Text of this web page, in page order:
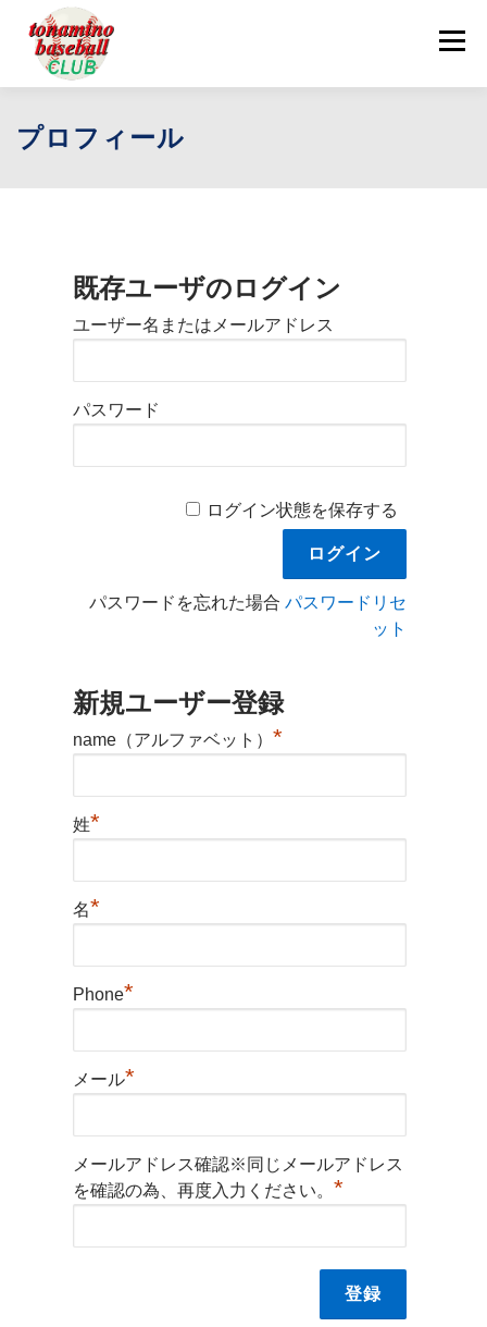
メニュー
ログイン お問い合わせ
プロフィール
既存ユーザのログイン
ユーザー名またはメールアドレス
パスワード
ログイン状態を保存する
パスワードを忘れた場合パスワードリセ
ット
新規ユーザー登録
name（アルファベット）*
姓*
名*
Phone*
メール*
メールアドレス確認※同じメールアドレス
を確認の為、再度入力ください。*